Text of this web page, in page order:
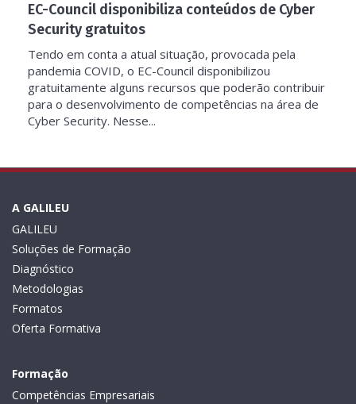
EC-Council disponibiliza conteúdos de Cyber
Security gratuitos
Tendo em conta a atual situação, provocada pela
pandemia COVID, o EC-Council disponibilizou
gratuitamente alguns recursos que poderão contribuir
para o desenvolvimento de competências na área de
Cyber Security. Nesse...
A GALILEU
GALILEU
Soluções de Formação
Diagnóstico
Metodologias
Formatos
Oferta Formativa
Formação
Competências Empresariais